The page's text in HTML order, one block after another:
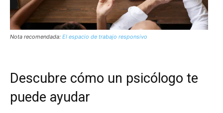
Nota recomendada: El espacio de trabajo responsivo
Descubre cómo un psicólogo te
puede ayudar